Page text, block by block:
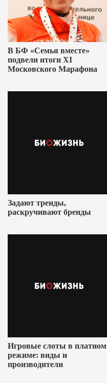
В БФ «Семья вместе»
подвели итоги XI
Московского Марафона
Задают тренды,
раскручивают бренды
Игровые слоты в платном
режиме: виды и
производители